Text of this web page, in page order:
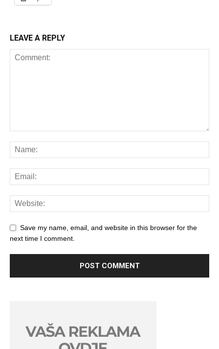
LEAVE A REPLY
Save my name, email, and website in this browser for the
next time I comment.